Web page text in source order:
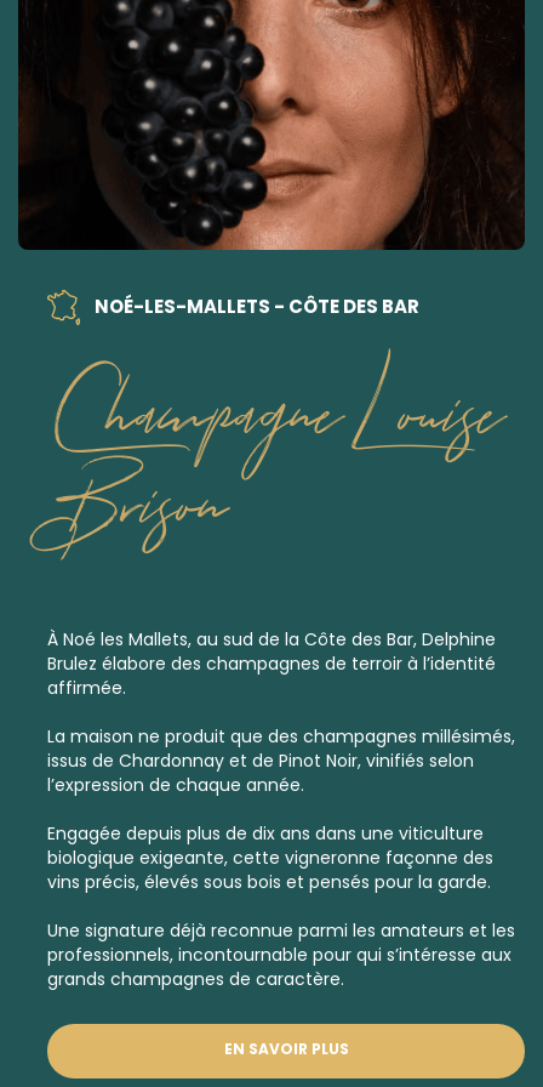
NOÉ-LES-MALLETS - CÔTE DES BAR
Champagne Louise
Brison
À Noé les Mallets, au sud de la Côte des Bar, Delphine
Brulez élabore des champagnes de terroir à l’identité
affirmée.
La maison ne produit que des champagnes millésimés,
issus de Chardonnay et de Pinot Noir, vinifiés selon
l’expression de chaque année.
Engagée depuis plus de dix ans dans une viticulture
biologique exigeante, cette vigneronne façonne des
vins précis, élevés sous bois et pensés pour la garde.
Une signature déjà reconnue parmi les amateurs et les
professionnels, incontournable pour qui s’intéresse aux
grands champagnes de caractère.
EN SAVOIR PLUS